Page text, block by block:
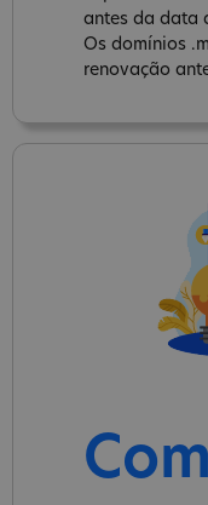
antes da data
Os domínios
renovação